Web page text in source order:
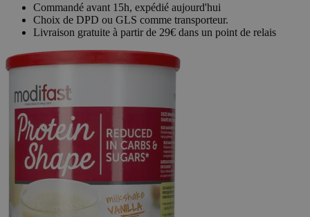
Commandé avant 15h, expédié aujourd'hui
Choix de DPD ou GLS comme transporteur.
Livraison gratuite à partir de 29€ dans un point de relais